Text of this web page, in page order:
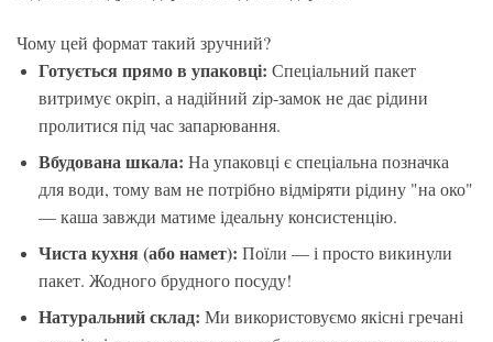
Чому цей формат такий зручний?
Готується прямо в упаковці: Спеціальний пакет
витримує окріп, а надійний zip-замок не дає рідини
пролитися під час запарювання.
Вбудована шкала: На упаковці є спеціальна позначка
для води, тому вам не потрібно відміряти рідину "на око"
— каша завжди матиме ідеальну консистенцію.
Чиста кухня (або намет): Поїли — і просто викинули
пакет. Жодного брудного посуду!
Натуральний склад: Ми використовуємо якісні гречані